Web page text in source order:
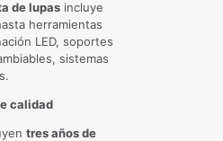
de lupas incluye
herramientas
LED, soportes
sistemas
calidad
tres años de